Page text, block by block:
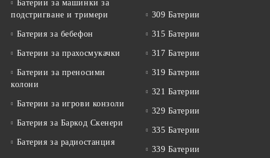
Батерии за машинки за
подстригване и тримери
Батерия за бебефон
Батерии за прахосмукачки
Батерии за преносими
колони
Батерии за игрови конзоли
Батерия за Баркод Скенери
Батерия за радиостанция
309 Батерии
315 Батерии
317 Батерии
319 Батерии
321 Батерии
329 Батерии
335 Батерии
339 Батерии